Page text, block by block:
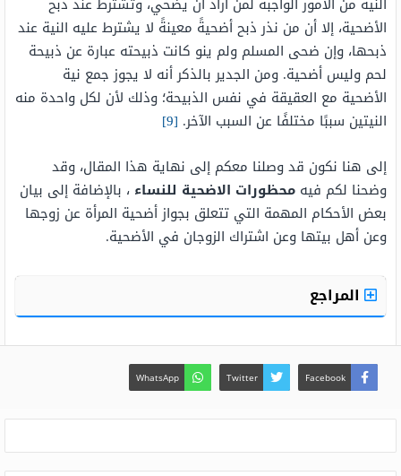
الأضحية، إلا أن من نذر ذبح أضحيةً معينةً لا يشترط عليه النية عند
ذبحها، وإن ضحى المسلم ولم ينو كانت ذبيحته عبارة عن ذبيحة
لحم وليس أضحية. ومن الجدير بالذكر أنه لا يجوز جمع نية
الأضحية مع العقيقة في نفس الذبيحة؛ وذلك لأن لكل واحدة منه
النيتين سببًا مختلفًا عن السبب الآخر. [9]
إلى هنا نكون قد وصلنا معكم إلى نهاية هذا المقال، وقد
وضحنا لكم فيه محظورات الاضحية للنساء ، بالإضافة إلى بيان
بعض الأحكام المهمة التي تتعلق بجواز أضحية المرأة عن زوجها
وعن أهل بيتها وعن اشتراك الزوجان في الأضحية.
المراجع
Facebook
Twitter
WhatsApp